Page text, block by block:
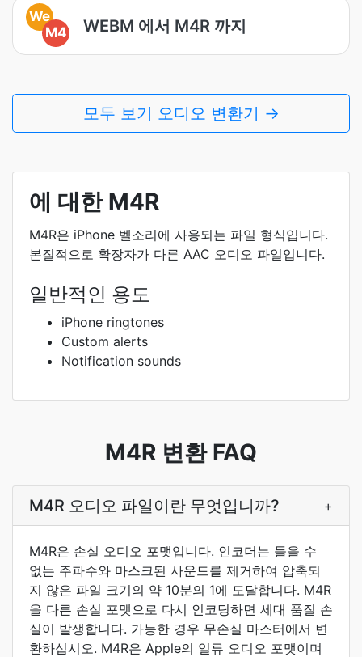
We
M4
WEBM 에서 M4R 까지
모두 보기 오디오 변환기 →
에 대한 M4R
M4R은 iPhone 벨소리에 사용되는 파일 형식입니다.
본질적으로 확장자가 다른 AAC 오디오 파일입니다.
일반적인 용도
iPhone ringtones
Custom alerts
Notification sounds
M4R 변환 FAQ
M4R 오디오 파일이란 무엇입니까? +
M4R은 손실 오디오 포맷입니다. 인코더는 들을 수
없는 주파수와 마스크된 사운드를 제거하여 압축되
지 않은 파일 크기의 약 10분의 1에 도달합니다. M4R
을 다른 손실 포맷으로 다시 인코딩하면 세대 품질 손
실이 발생합니다. 가능한 경우 무손실 마스터에서 변
환하십시오. M4R은 Apple의 일류 오디오 포맷이며